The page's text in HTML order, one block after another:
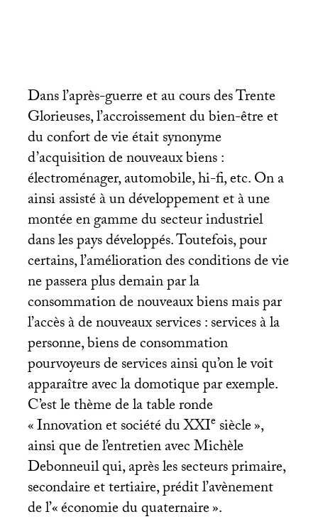
Dans l’après-guerre et au cours des Trente
Glorieuses, l’accroissement du bien-être et
du confort de vie était synonyme
d’acquisition de nouveaux biens :
électroménager, automobile, hi-fi, etc. On a
ainsi assisté à un développement et à une
montée en gamme du secteur industriel
dans les pays développés. Toutefois, pour
certains, l’amélioration des conditions de vie
ne passera plus demain par la
consommation de nouveaux biens mais par
l’accès à de nouveaux services : services à la
personne, biens de consommation
pourvoyeurs de services ainsi qu’on le voit
apparaître avec la domotique par exemple.
C’est le thème de la table ronde
«Innovation et société duXXIesiècle»,
ainsi que de l’entretien avec Michèle
Debonneuil qui, après les secteurs primaire,
secondaire et tertiaire, prédit l’avènement
de l’«économie du quaternaire».